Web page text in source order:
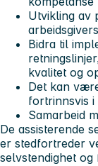
Utvikling av
Bidra til
kvalitet og
Det kan
fortrinnsvis
Samarbeid
De assisterende
er stedfortreder
selvstendighet og